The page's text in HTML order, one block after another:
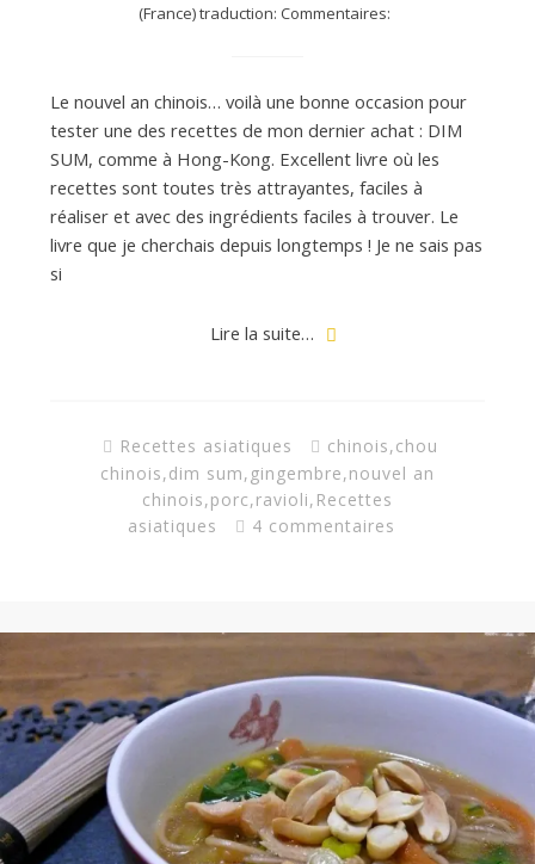
(France) traduction: Commentaires:
Le nouvel an chinois… voilà une bonne occasion pour
tester une des recettes de mon dernier achat : DIM
SUM, comme à Hong-Kong. Excellent livre où les
recettes sont toutes très attrayantes, faciles à
réaliser et avec des ingrédients faciles à trouver. Le
livre que je cherchais depuis longtemps ! Je ne sais pas
si
Lire la suite…
Recettes asiatiques chinois,chou
chinois,dim sum, gingembre,nouvel an
chinois,porc,ravioli, Recettes
asiatiques
4 commentaires